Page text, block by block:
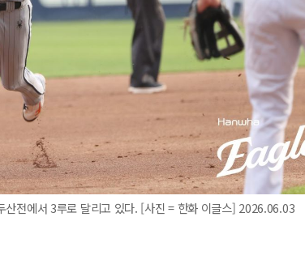
산전에서 3루로 달리고 있다. [사진 = 한화 이글스] 2026.06.03